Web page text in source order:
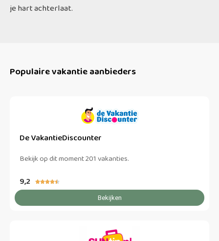
je hart achterlaat.
Populaire vakantie aanbieders
De VakantieDiscounter
Bekijk op dit moment 201 vakanties.
9,2 
Bekijken